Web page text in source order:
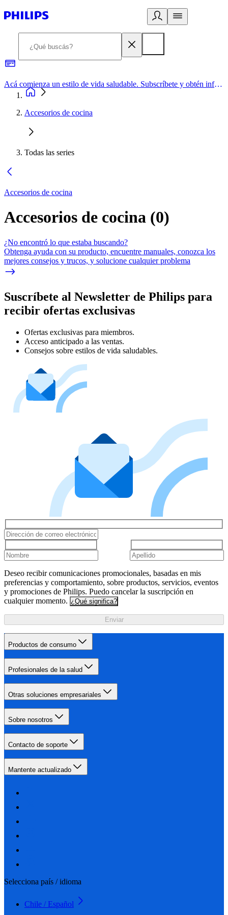
Acá comienza un estilo de vida saludable. Subscríbete y obtén información de primera mano
Accesorios de cocina
Todas las series
Accesorios de cocina
Accesorios de cocina (0)
¿No encontró lo que estaba buscando?
Obtenga ayuda con su producto, encuentre manuales, conozca los
mejores consejos y trucos, y solucione cualquier problema
Suscríbete al Newsletter de Philips para
recibir ofertas exclusivas
Ofertas exclusivas para miembros.
Acceso anticipado a las ventas.
Consejos sobre estilos de vida saludables.
Deseo recibir comunicaciones promocionales, basadas en mis
preferencias y comportamiento, sobre productos, servicios, eventos
y promociones de Philips. Puedo cancelar la suscripción en
cualquier momento. ¿Qué significa?
Enviar
Productos de consumo
Profesionales de la salud
Otras soluciones empresariales
Sobre nosotros
Contacto de soporte
Mantente actualizado
Selecciona país / idioma
Chile / Español